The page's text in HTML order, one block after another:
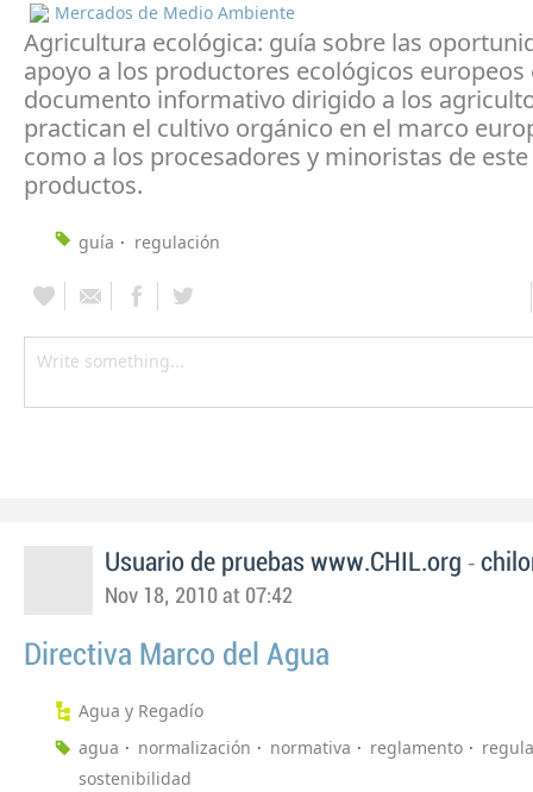
Mercados de Medio Ambiente
Agricultura ecológica: guía sobre las
apoyo a los productores ecológicos europeos
documento informativo dirigido a los
practican el cultivo orgánico en el marco
como a los procesadores y minoristas de
productos.
guía regulación
Usuario de pruebas www.CHIL.org -
Nov 18, 2010 at 07:42
Directiva Marco del Agua
Agua y Regadío
agua
normalización normativa reglamento
sostenibilidad